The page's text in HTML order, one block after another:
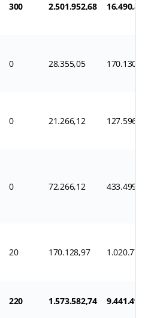
300 2.501.952,68
0 28.355,05
0 21.266,12
0 72.266,12
20 170.128,97
220 1.573.582,74